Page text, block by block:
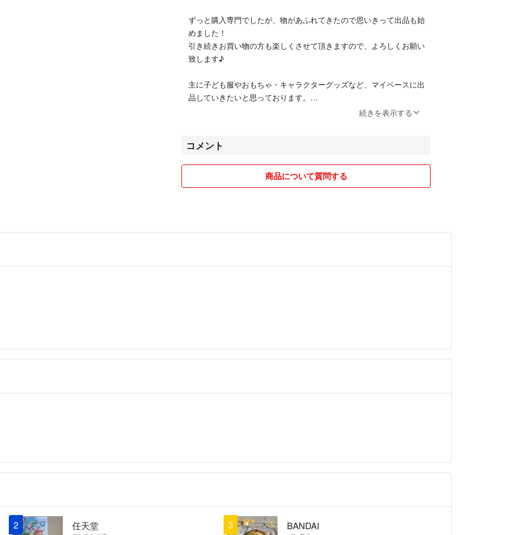
ずっと購入専門でしたが、物があふれてきたので思いきって出品も始
めました！
引き続きお買い物の方も楽しくさせて頂きますので、よろしくお願い
致します♪
主に子ども服やおもちゃ・キャラクターグッズなど、マイペースに出
品していきたいと思っております。
小さい3人の子育て奮闘中でして、迅速な対応ができなかったり初心
発送時の梱包は、エコの観点でうちにあるリサイクル資材を使用する
ことがありますので、ご理解頂ける方とのお取引きをよろしくお願い
いたします！
て頂きます。ご了承くださいませm(__)m
続きを表示する
コメント
商品について質問する
2 任天堂 3 BANDAI